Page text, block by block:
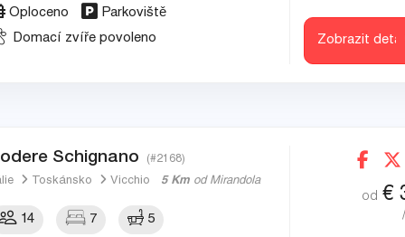
Oploceno
Parkoviště
Domací zvíře povoleno
Zobrazit
Schignano (#2168)
Toskánsko Vicchio 5 Km od Mirandola
14 7 5
od €